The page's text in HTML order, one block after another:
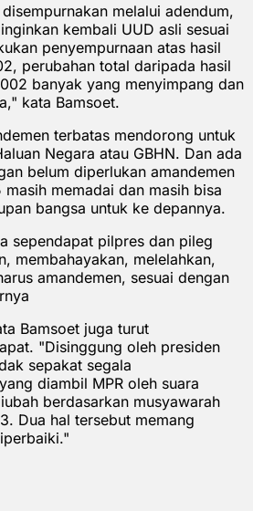
melalui adendum,
kembali UUD asli sesuai
penyempurnaan atas hasil
perubahan total daripada hasil
banyak yang menyimpang dan
kata Bamsoet.
terbatas mendorong untuk
Negara atau GBHN. Dan ada
belum diperlukan amandemen
masih memadai dan masih bisa
bangsa untuk ke depannya.
sependapat pilpres dan pileg
membahayakan, melelahkan,
amandemen, sesuai dengan
Bamsoet juga turut
"Disinggung oleh presiden
sepakat segala
diambil MPR oleh suara
berdasarkan musyawarah
Dua hal tersebut memang